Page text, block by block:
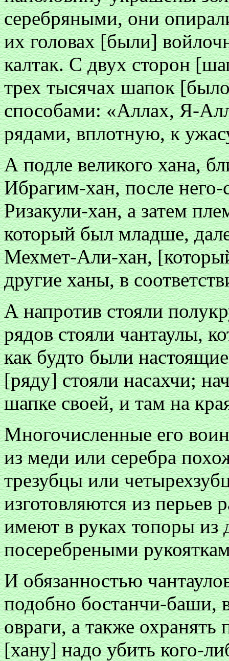
серебряными, они
их головах [были]
калтак. С двух сторон
трех тысячах шапок
способами: «Аллах, Я-
рядами, вплотную, к
А подле великого хана,
Ибрагим-хан, после
Ризакули-хан, а затем
который был младше,
Мехмет-Али-хан,
другие ханы, в
А напротив стояли
рядов стояли чантаулы,
как будто были
[ряду] стояли насахчи;
шапке своей, и там на
Многочисленные его
из меди или серебра
трезубцы или
изготовляются из перьев
имеют в руках топоры из
посеребреными
И обязанностью
подобно бостанчи-баши,
овраги, а также
[хану] надо убить кого-